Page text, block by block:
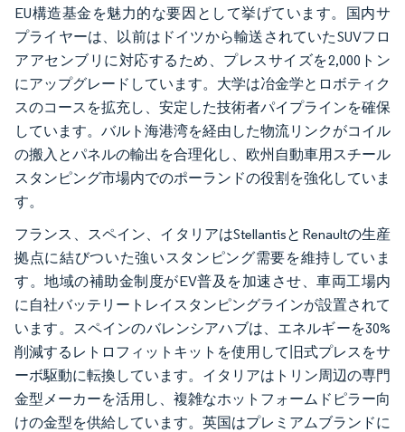
EU構造基金を魅力的な要因として挙げています。国内サ
プライヤーは、以前はドイツから輸送されていたSUVフロ
アアセンブリに対応するため、プレスサイズを2,000トン
にアップグレードしています。大学は冶金学とロボティク
スのコースを拡充し、安定した技術者パイプラインを確保
しています。バルト海港湾を経由した物流リンクがコイル
の搬入とパネルの輸出を合理化し、欧州自動車用スチール
スタンピング市場内でのポーランドの役割を強化していま
す。
フランス、スペイン、イタリアはStellantisとRenaultの生産
拠点に結びついた強いスタンピング需要を維持していま
す。地域の補助金制度がEV普及を加速させ、車両工場内
に自社バッテリートレイスタンピングラインが設置されて
います。スペインのバレンシアハブは、エネルギーを30%
削減するレトロフィットキットを使用して旧式プレスをサ
ーボ駆動に転換しています。イタリアはトリン周辺の専門
金型メーカーを活用し、複雑なホットフォームドピラー向
けの金型を供給しています。英国はプレミアムブランドに